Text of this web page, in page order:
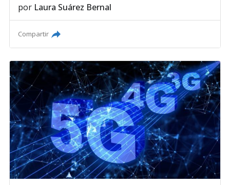
por Laura Suárez Bernal
Compartir